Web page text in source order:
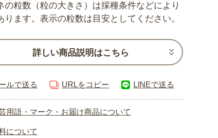
の粒数（粒の大きさ）は採種条件などにより
ります。表示の粒数は目安としてください。
詳しい商品説明はこちら
ルで送る URLをコピー LINEで送る
用語・マーク・お届け商品について
について